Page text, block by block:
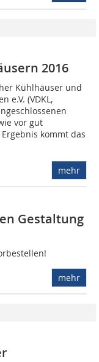
2016
Kühlhäuser und
e.V. (VDKL,
vor gut
kommt das
mehr
Gestaltung
mehr